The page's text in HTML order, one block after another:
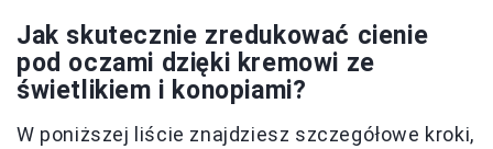
Jak skutecznie zredukować cienie
pod oczami dzięki kremowi ze
świetlikiem i konopiami?
W poniższej liście znajdziesz szczegółowe kroki,